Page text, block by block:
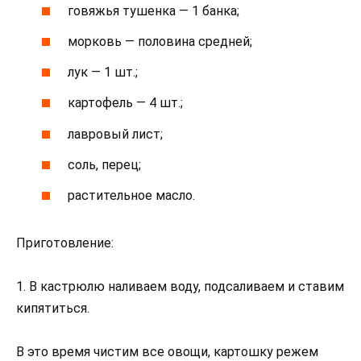
говяжья тушенка — 1 банка;
морковь — половина средней;
лук — 1 шт.;
картофель — 4 шт.;
лавровый лист;
соль, перец;
растительное масло.
Приготовление:
1. В кастрюлю наливаем воду, подсаливаем и ставим
кипятиться.
В это время чистим все овощи, картошку режем